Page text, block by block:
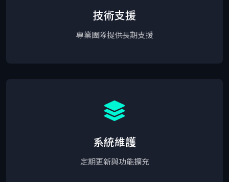
技術支援
專業團隊提供長期支援
系統維護
定期更新與功能擴充